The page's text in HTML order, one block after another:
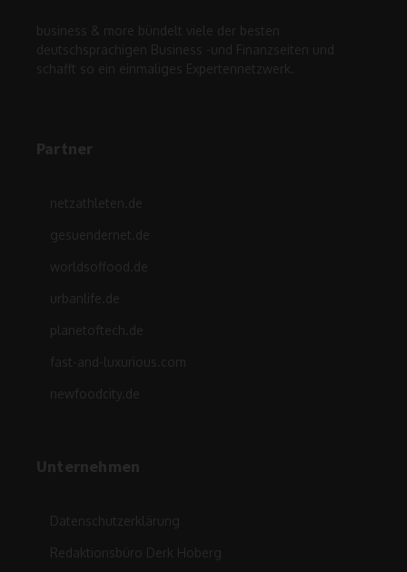
business & more bündelt viele der besten
deutschsprachigen Business -und Finanzseiten und
schafft so ein einmaliges Expertennetzwerk.
Partner
netzathleten.de
gesuendernet.de
worldsoffood.de
urbanlife.de
planetoftech.de
fast-and-luxurious.com
newfoodcity.de
Unternehmen
Datenschutzerklärung
Redaktionsbüro Derk Hoberg